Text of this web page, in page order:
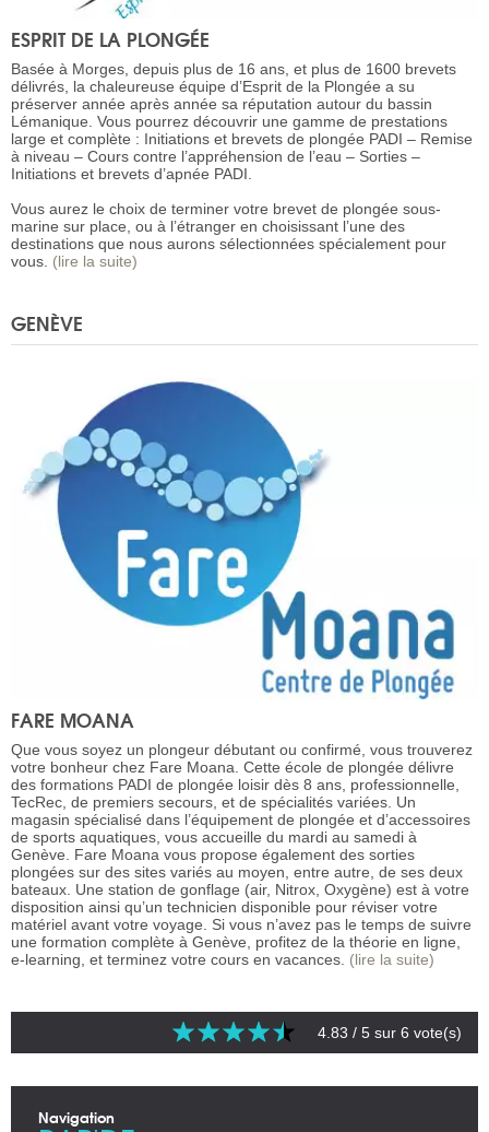
ESPRIT DE LA PLONGÉE
Basée à Morges, depuis plus de 16 ans, et plus de 1600 brevets
délivrés, la chaleureuse équipe d’Esprit de la Plongée a su
préserver année après année sa réputation autour du bassin
Lémanique. Vous pourrez découvrir une gamme de prestations
large et complète : Initiations et brevets de plongée PADI – Remise
à niveau – Cours contre l’appréhension de l’eau – Sorties –
Initiations et brevets d’apnée PADI.
Vous aurez le choix de terminer votre brevet de plongée sous-
marine sur place, ou à l’étranger en choisissant l’une des
destinations que nous aurons sélectionnées spécialement pour
vous. (lire la suite)
GENÈVE
FARE MOANA
Que vous soyez un plongeur débutant ou confirmé, vous trouverez
votre bonheur chez Fare Moana. Cette école de plongée délivre
des formations PADI de plongée loisir dès 8 ans, professionnelle,
TecRec, de premiers secours, et de spécialités variées. Un
magasin spécialisé dans l’équipement de plongée et d’accessoires
de sports aquatiques, vous accueille du mardi au samedi à
Genève. Fare Moana vous propose également des sorties
plongées sur des sites variés au moyen, entre autre, de ses deux
bateaux. Une station de gonflage (air, Nitrox, Oxygène) est à votre
disposition ainsi qu’un technicien disponible pour réviser votre
matériel avant votre voyage. Si vous n’avez pas le temps de suivre
une formation complète à Genève, profitez de la théorie en ligne,
e-learning, et terminez votre cours en vacances. (lire la suite)
4.83 / 5 sur 6 vote(s)
Navigation